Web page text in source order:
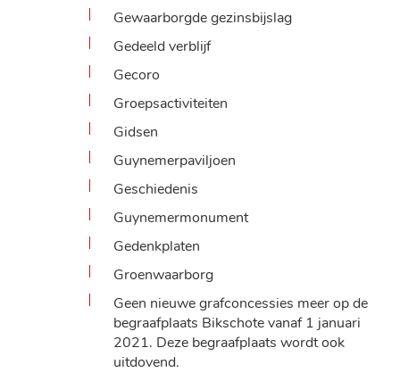
Gewaarborgde gezinsbijslag
Gedeeld verblijf
Gecoro
Groepsactiviteiten
Gidsen
Guynemerpaviljoen
Geschiedenis
Guynemermonument
Gedenkplaten
Groenwaarborg
Geen nieuwe grafconcessies meer op de
begraafplaats Bikschote vanaf 1 januari
2021. Deze begraafplaats wordt ook
uitdovend.